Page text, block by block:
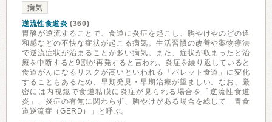
病気
逆流性食道炎 (360)
胃酸が逆流することで、食道に炎症を起こし、胸やけやのどの違
和感などの不快な症状が起こる病気。生活習慣の改善や薬物療法
で逆流症状が治まることが多い病気。また、症状が収まったと治
療を中断すると9割が再発すると言われ、炎症を繰り返していると
食道がんになるリスクが高いといわれる「バレット食道」に変化
することもあるため、早期発見・早期治療が望ましい。なお、厳
密には内視鏡で食道粘膜に炎症が見られる場合を「逆流性食道
炎」、炎症の有無に関わらず、胸やけがある場合を総じて「胃食
道逆流症（GERD）」と呼ぶ。